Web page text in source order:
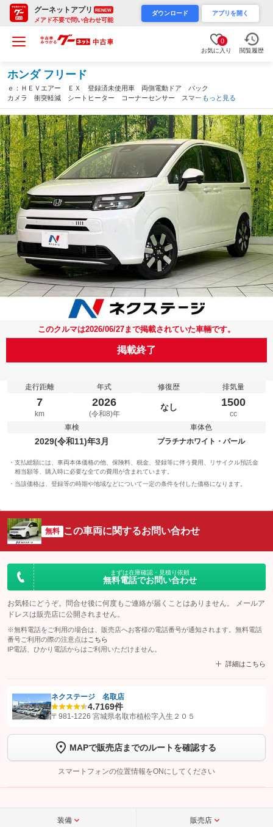
グーネットアプリ RENEW
メアド不要で問い合わせ可能
ダウンロード アプリを開く
0
お気に入り 閲覧履歴
ホンダ フリード
ｅ：ＨＥＶエアー ＥＸ 登録済未使用車 両側電動ドア バック
カメラ 衝突軽減 シートヒーター コーナーセンサー スマート
キー ＬＥＤヘッド 純正１５インチアルミ オートハイビーム
オートライト オートエアコン 電動格納ミラー（宮城県）
もっと見る
このクルマは2026/06/27まで掲載されていた車輛です。
掲載終了
走行距離
7
km
年式
2026
(令和8)年
修復歴
なし
排気量
1500
cc
車検
2029(令和11)年3月
車体色
プラチナホワイト・パール
支払総額には、車両本体価格の他、保険料、税金、登録等に伴う費用、リサイクル預託金
相当額等、購入時に必要な全ての費用が含まれています。
当該価格は、登録等の時期や地域などについて一定の条件を付した価格になります。
無料 この車両に関するお問い合わせ
まずは在庫確認・見積り依頼
無料電話でお問い合わせ
お気軽にどうぞ。問合せ後に何度もご連絡が届くことはありません。 メールア
ドレスは販売店に公開されません。
※無料電話をご利用の場合は、販売店へお客様の電話番号が通知されます。無料電話
番号ご利用の際の注意点は こちら
IP電話、ひかり電話からはご利用いただけません。
詳細はこちら
【STEP1】認証画面でグーネットを友だち追加してから「許可する」ボタンを押
トーク画面で
ボタンをタップして問い合わせを
完了してください。
こちら
ネクステージ 名取店
4.7169件
〒981-1226 宮城県名取市植松字入生２０５
MAPで販売店までのルートを確認する
スマートフォンの位置情報をONにしてください
装備 販売店